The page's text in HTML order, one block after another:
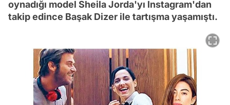
oynadığı model Sheila Jorda'yı Instagram'dan
takip edince Başak Dizer ile tartışma yaşamıştı.